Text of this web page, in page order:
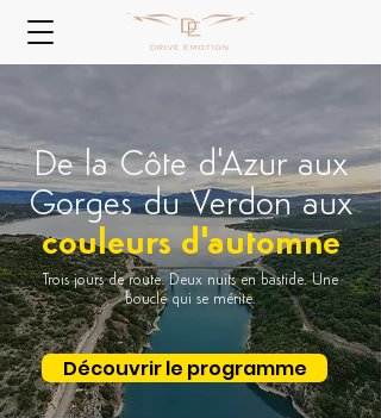
De la Côte d'Azur aux
Gorges du Verdon aux
couleurs d'automne
Trois jours de route. Deux nuits en bastide. Une
boucle qui se mérite.
Découvrir le programme